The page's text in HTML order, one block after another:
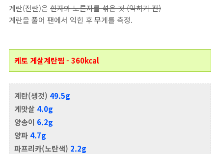
계란(전란)은 흰자와 노른자를 섞은 것 (익히기 전)
계란을 풀어 팬에서 익힌 후 무게를 측정.
케토 게살계란찜 - 360kcal
계란(생것) 49.5g
게맛살 4.0g
양송이 6.2g
양파 4.7g
파프리카(노란색) 2.2g